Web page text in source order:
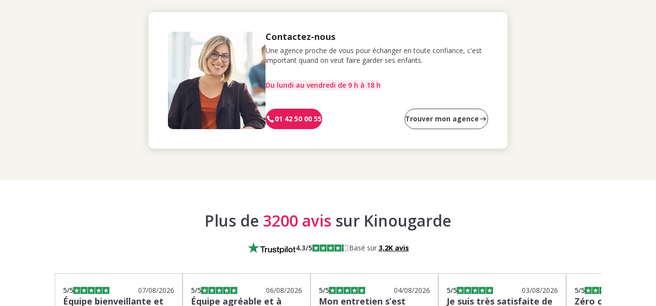
Contactez-nous
Une agence proche de vous pour échanger en toute confiance, c'est
important quand on veut faire garder ses enfants.
Du lundi au vendredi de 9 h à 18 h
01 42 50 00 55 Trouver mon agence
Plus de 3200 avis sur Kinougarde
4.3/5 Basé sur 3,2Kavis
5/5 07/08/2026
Équipe bienveillante et
5/5 06/08/2026
Équipe agréable et à
5/5 04/08/2026
Mon entretien s’est
5/5 03/08/2026
Je suis très satisfaite de
5/5
Zéro charge